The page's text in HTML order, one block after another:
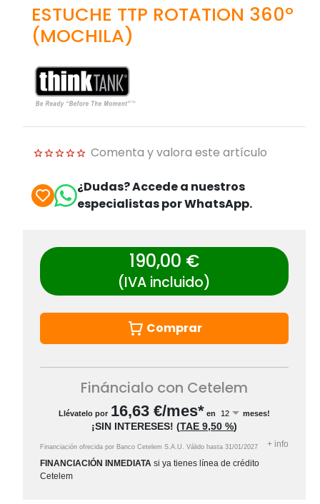
ESTUCHE TTP ROTATION 360º
(MOCHILA)
Comenta y valora este artículo
¿Dudas? Accede a nuestros
especialistas por WhatsApp.
190,00 €
(IVA incluido)
Comprar
Fináncialo con Cetelem
Llévatelo por 16,63 €/mes* en meses!
¡SIN INTERESES! (TAE 9,50 %)
Financiación ofrecida por Banco Cetelem S.A.U. Válido hasta 31/01/2027 + info
FINANCIACIÓN INMEDIATA si ya tienes línea de crédito
Cetelem